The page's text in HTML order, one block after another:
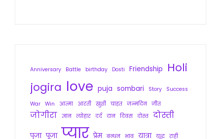
Anniversary Battle birthday Dosti Friendship
Holi
jogira love puja sombari Story
Success
War Win आत्मा आरती खुशी चाहत जन्मदिन जीत
जोगीरा ज्ञान त्योहार दर्द दान दिवस दोस्त दोस्ती
पुजा पूजा प्यार प्रेम बन्धन भाव यात्रा युद्ध राही